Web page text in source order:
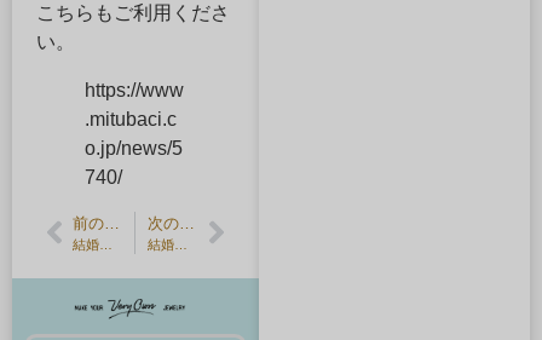
こちらもご利用くださ
い。
https://www
.mitubaci.c
o.jp/news/5
740/